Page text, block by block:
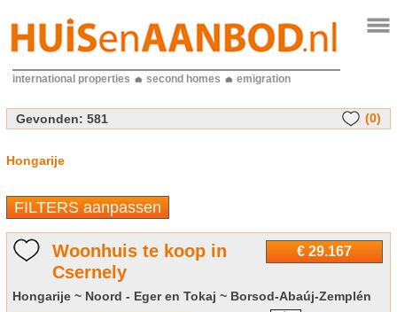
international properties second homes emigration
Gevonden: 581 (0)
Hongarije
FILTERS aanpassen
€ 29.167
Woonhuis te koop in
Csernely
Hongarije ~ Noord - Eger en Tokaj ~ Borsod-Abaúj-Zemplén